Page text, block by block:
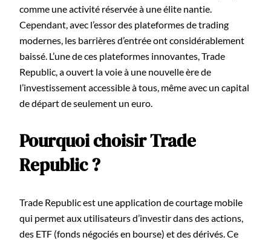
comme une activité réservée à une élite nantie.
Cependant, avec l’essor des plateformes de trading
modernes, les barrières d’entrée ont considérablement
baissé. L’une de ces plateformes innovantes, Trade
Republic, a ouvert la voie à une nouvelle ère de
l’investissement accessible à tous, même avec un capital
de départ de seulement un euro.
Pourquoi choisir Trade
Republic ?
Trade Republic est une application de courtage mobile
qui permet aux utilisateurs d’investir dans des actions,
des ETF (fonds négociés en bourse) et des dérivés. Ce